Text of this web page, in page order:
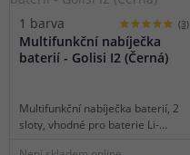
1 barva (3)
Multifunkční nabíječka
baterií - Golisi I2 (Černá)
Multifunkční nabíječka baterií, 2
sloty, vhodné pro baterie Li-